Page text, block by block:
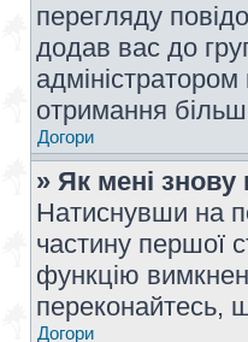
перегляду
додав вас до
отримання більш
Догори
» Як мені
Натиснувши на
частину першої
функцію
переконайтесь,
Догори